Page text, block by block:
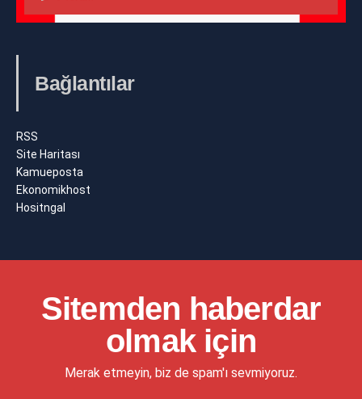
Bağlantılar
RSS
Site Haritası
Kamueposta
Ekonomikhost
Hositngal
Sitemden haberdar
olmak için
Merak etmeyin, biz de spam'ı sevmiyoruz.